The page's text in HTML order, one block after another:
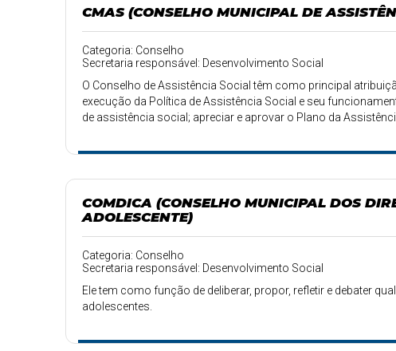
CMAS (CONSELHO MUNICIPAL DE
Categoria: Conselho
Secretaria responsável: Desenvolvimento Social
O Conselho de Assistência Social têm como principal
execução da Política de Assistência Social e seu
de assistência social; apreciar e aprovar o Plano da
COMDICA (CONSELHO MUNICIPAL DOS
ADOLESCENTE)
Categoria: Conselho
Secretaria responsável: Desenvolvimento Social
Ele tem como função de deliberar, propor, refletir e debater
adolescentes.